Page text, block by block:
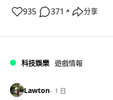
935 371 ↗ 分享
科技娛樂 遊戲情報
Lawton 1 日